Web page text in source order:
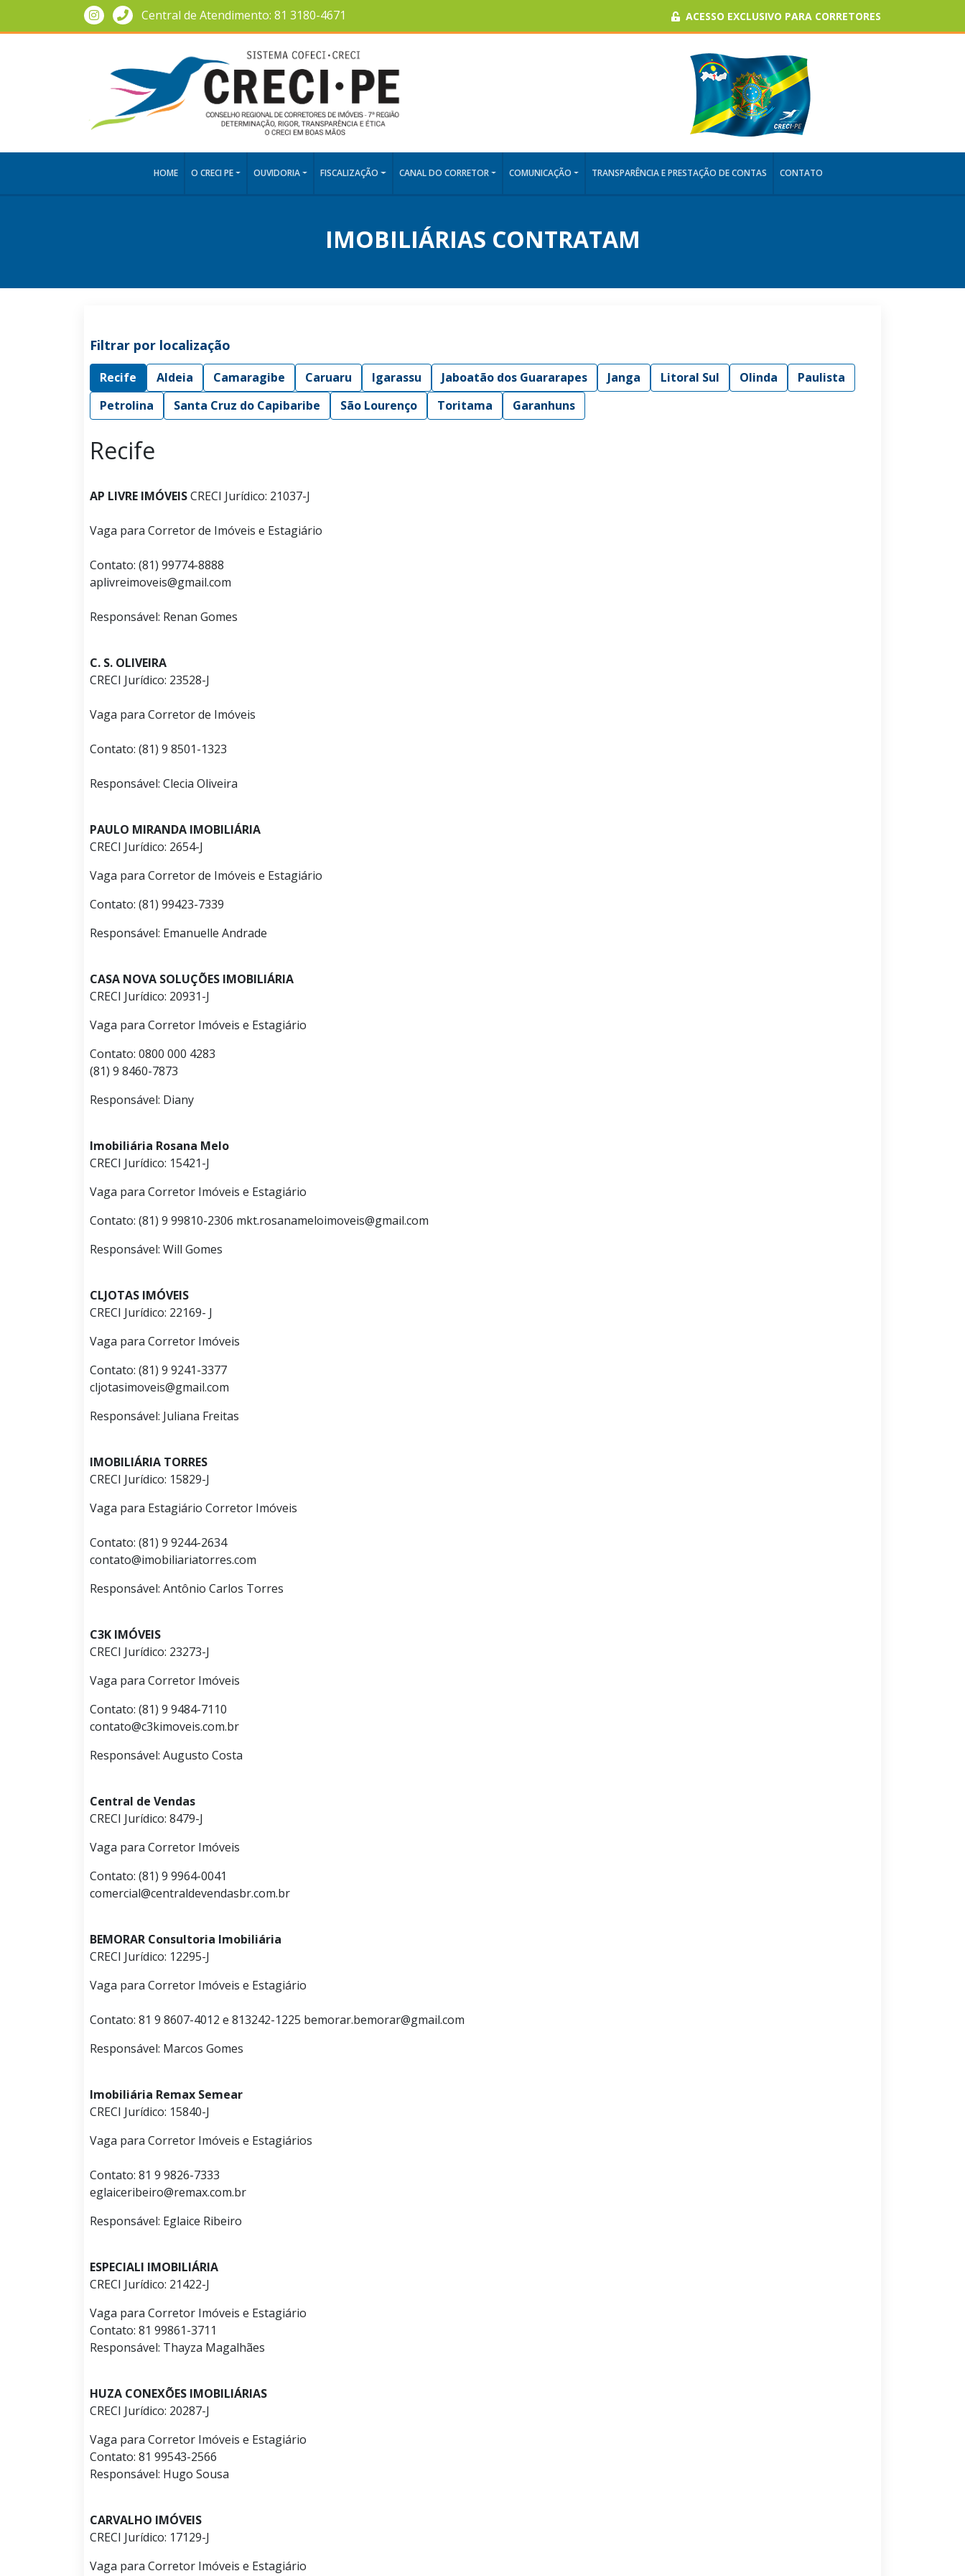
Central de Atendimento: 81 3180-4671 ACESSO EXCLUSIVO PARA CORRETORES
HOME O CRECI PE OUVIDORIA FISCALIZAÇÃO CANAL DO CORRETOR COMUNICAÇÃO TRANSPARÊNCIA E PRESTAÇÃO DE CONTAS CONTATO
IMOBILIÁRIAS CONTRATAM
Filtrar por localização
Recife Aldeia Camaragibe Caruaru Igarassu Jaboatão dos Guararapes Janga Litoral Sul Olinda
Paulista
Petrolina
Santa Cruz do Capibaribe São Lourenço Toritama Garanhuns
Recife
AP LIVRE IMÓVEISCRECI Jurídico: 21037-J
Vaga para Corretor de Imóveis e Estagiário
Contato: (81) 99774-8888
aplivreimoveis@gmail.com
Responsável: Renan Gomes
C. S. OLIVEIRA
CRECI Jurídico: 23528-J
Vaga para Corretor de Imóveis
Contato: (81) 9 8501-1323
Responsável: Clecia Oliveira
PAULO MIRANDA IMOBILIÁRIA
CRECI Jurídico: 2654-J
Vaga para Corretor de Imóveis e Estagiário
Contato: (81) 99423-7339
Responsável: Emanuelle Andrade
CASA NOVA SOLUÇÕES IMOBILIÁRIA
CRECI Jurídico: 20931-J
Vaga para Corretor Imóveis e Estagiário
Contato: 0800 000 4283
(81) 9 8460-7873
Responsável: Diany
Imobiliária Rosana Melo
CRECI Jurídico: 15421-J
Vaga para Corretor Imóveis e Estagiário
Contato: (81) 9 99810-2306 mkt.rosanameloimoveis@gmail.com
Responsável: Will Gomes
CLJOTAS IMÓVEIS
CRECI Jurídico: 22169- J
Vaga para Corretor Imóveis
Contato: (81) 9 9241-3377
cljotasimoveis@gmail.com
Responsável: Juliana Freitas
IMOBILIÁRIA TORRES
CRECI Jurídico: 15829-J
Vaga para Estagiário Corretor Imóveis
Contato: (81) 9 9244-2634
contato@imobiliariatorres.com
Responsável: Antônio Carlos Torres
C3K IMÓVEIS
CRECI Jurídico: 23273-J
Vaga para Corretor Imóveis
Contato: (81) 9 9484-7110
contato@c3kimoveis.com.br
Responsável: Augusto Costa
Central de Vendas
CRECI Jurídico: 8479-J
Vaga para Corretor Imóveis
Contato: (81) 9 9964-0041
comercial@centraldevendasbr.com.br
BEMORAR Consultoria Imobiliária
CRECI Jurídico: 12295-J
Vaga para Corretor Imóveis e Estagiário
Contato: 81 9 8607-4012 e 813242-1225 bemorar.bemorar@gmail.com
Responsável: Marcos Gomes
Imobiliária Remax Semear
CRECI Jurídico: 15840-J
Vaga para Corretor Imóveis e Estagiários
Contato: 81 9 9826-7333
eglaiceribeiro@remax.com.br
Responsável: Eglaice Ribeiro
ESPECIALI IMOBILIÁRIA
CRECI Jurídico: 21422-J
Vaga para Corretor Imóveis e Estagiário
Contato: 81 99861-3711
Responsável: Thayza Magalhães
HUZA CONEXÕES IMOBILIÁRIAS
CRECI Jurídico: 20287-J
Vaga para Corretor Imóveis e Estagiário
Contato: 81 99543-2566
Responsável: Hugo Sousa
CARVALHO IMÓVEIS
CRECI Jurídico: 17129-J
Vaga para Corretor Imóveis e Estagiário